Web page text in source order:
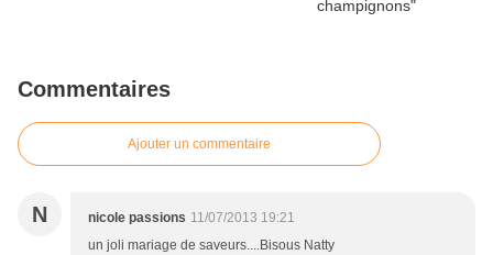
Commentaires
Ajouter un commentaire
N nicole passions 11/07/2013 19:21
un joli mariage de saveurs....Bisous Natty